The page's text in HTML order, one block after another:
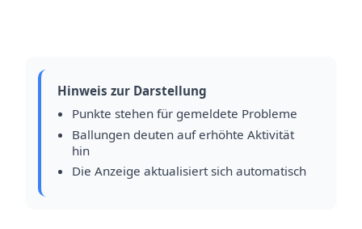
Hinweis zur Darstellung
Punkte stehen für gemeldete Probleme
Ballungen deuten auf erhöhte Aktivität
hin
Die Anzeige aktualisiert sich automatisch